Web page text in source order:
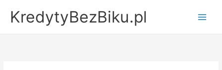
KredytyBezBiku.pl